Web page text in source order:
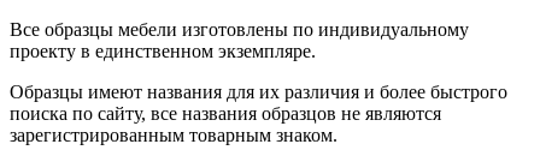
Все образцы мебели изготовлены по индивидуальному
проекту в единственном экземпляре.
Образцы имеют названия для их различия и более быстрого
поиска по сайту, все названия образцов не являются
зарегистрированным товарным знаком.